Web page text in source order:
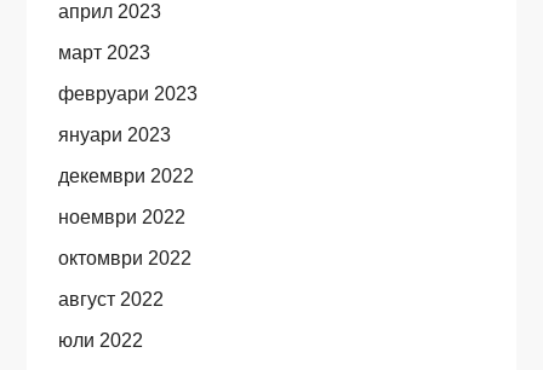
април 2023
март 2023
февруари 2023
януари 2023
декември 2022
ноември 2022
октомври 2022
август 2022
юли 2022